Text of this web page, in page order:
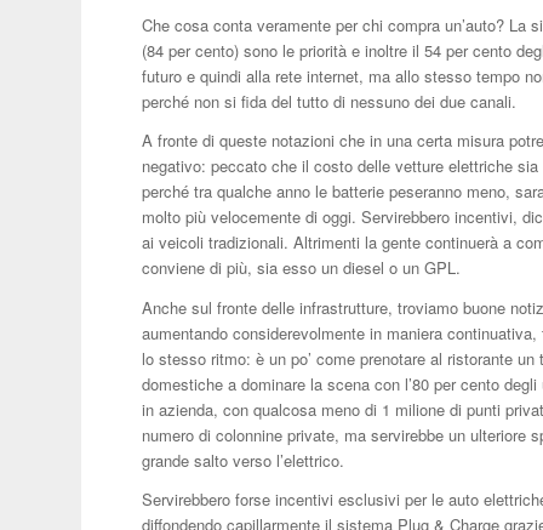
Che cosa conta veramente per chi compra un’auto? La
(84 per cento) sono le priorità e inoltre il 54 per cento
futuro e quindi alla rete internet, ma allo stesso tempo
perché non si fida del tutto di nessuno dei due canali.
A fronte di queste notazioni che in una certa misura
negativo: peccato che il costo delle vetture elettriche
perché tra qualche anno le batterie peseranno meno,
molto più velocemente di oggi. Servirebbero incentivi,
ai veicoli tradizionali. Altrimenti la gente continuerà a
conviene di più, sia esso un diesel o un GPL.
Anche sul fronte delle infrastrutture, troviamo buone
aumentando considerevolmente in maniera
lo stesso ritmo: è un po’ come prenotare al ristorante
domestiche a dominare la scena con l’80 per cento
in azienda, con qualcosa meno di 1 milione di punti
numero di colonnine private, ma servirebbe un ulteriore
grande salto verso l’elettrico.
Servirebbero forse incentivi esclusivi per le auto
diffondendo capillarmente il sistema Plug & Charge